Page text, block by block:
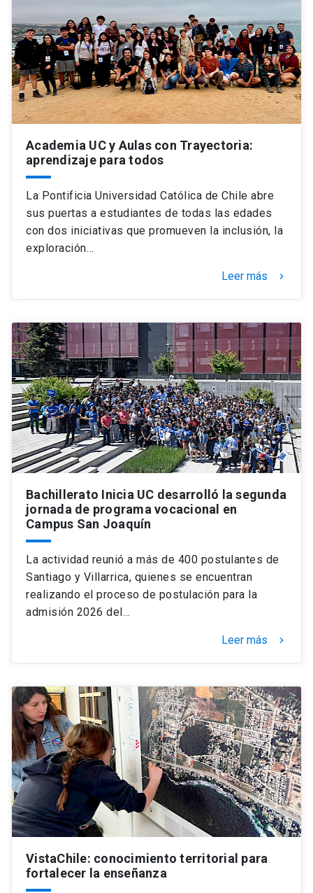
Academia UC y Aulas con Trayectoria:
aprendizaje para todos
La Pontificia Universidad Católica de Chile abre
sus puertas a estudiantes de todas las edades
con dos iniciativas que promueven la inclusión, la
exploración…
Leer más keyboard_arrow_right
Bachillerato Inicia UC desarrolló la segunda
jornada de programa vocacional en
Campus San Joaquín
La actividad reunió a más de 400 postulantes de
Santiago y Villarrica, quienes se encuentran
realizando el proceso de postulación para la
admisión 2026 del…
Leer más keyboard_arrow_right
VistaChile: conocimiento territorial para
fortalecer la enseñanza